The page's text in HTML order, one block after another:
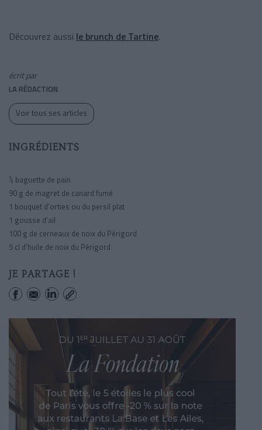
Découvrez aussi le brunch de Tartine.
écrit par
LA RÉDACTION
Voir tous ses articles
INGRÉDIENTS
½ baguette de pain
90 g de magret de canard fumé
1 bouquet d’orties ou du persil plat
1 gousse d’ail
100 g de cerneaux de noix du Périgord
5 cl d’huile de noix du Périgord
JE PARTAGE !